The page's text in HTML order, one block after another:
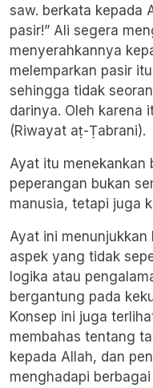
saw. berkata kepada
pasir!” Ali segera
menyerahkannya
melemparkan pasir
sehingga tidak
darinya. Oleh karena
(Riwayat aṭ-Ṭabrani).
Ayat itu menekankan
peperangan bukan
manusia, tetapi juga
Ayat ini
aspek yang tidak
logika atau
bergantung pada
Konsep ini juga
membahas tentang
kepada Allah, dan
menghadapi